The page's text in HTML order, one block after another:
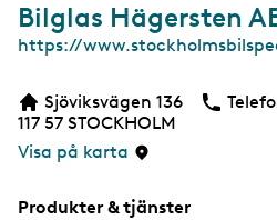
Bilglas Hägersten
W
https://
Sjöviksvägen 136
117 57 STOCKHOLM
Visa på karta
Produkter & tjänster